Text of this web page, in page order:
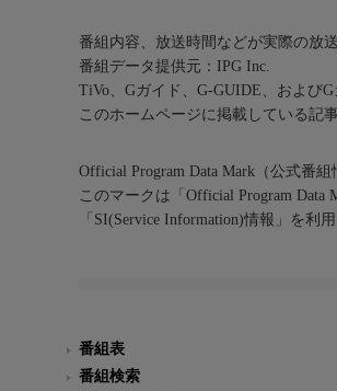
番組内容、放送時間などが実際の放
番組データ提供元：IPG Inc.
TiVo、Gガイド、G-GUIDE、および
このホームページに掲載している記
Official Program Data Mark（公式番組
このマークは「Official Program
「SI(Service Information)情報」を利
番組表
番組検索